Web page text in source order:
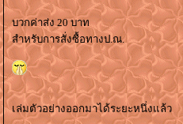
บวกค่าส่ง 20 บาท
สำหรับการสั่งซื้อทางป.ณ.
เล่มตัวอย่างออกมาได้ระยะหนึ่งแล้ว